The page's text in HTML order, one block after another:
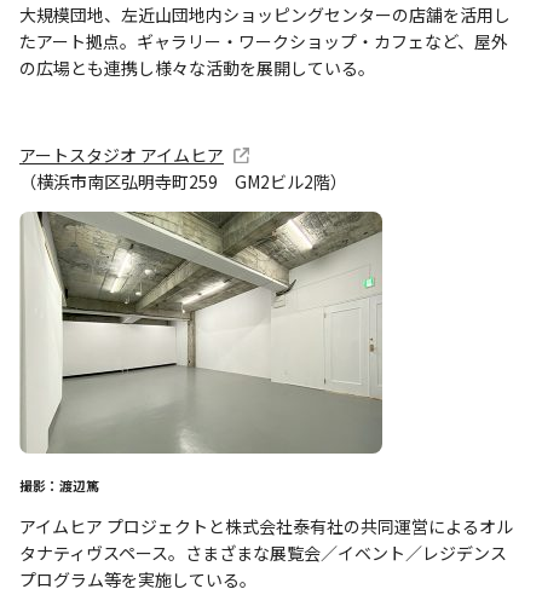
大規模団地、左近山団地内ショッピングセンターの店舗を活用し
たアート拠点。ギャラリー・ワークショップ・カフェなど、屋外
の広場とも連携し様々な活動を展開している。
アートスタジオ アイムヒア
（横浜市南区弘明寺町259 GM2ビル2階）
撮影：渡辺篤
アイムヒア プロジェクトと株式会社泰有社の共同運営によるオル
タナティヴスペース。さまざまな展覧会／イベント／レジデンス
プログラム等を実施している。